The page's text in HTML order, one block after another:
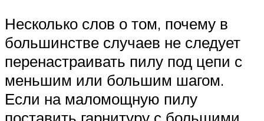
Несколько слов о том, почему в
большинстве случаев не следует
перенастраивать пилу под цепи с
меньшим или большим шагом.
Если на маломощную пилу